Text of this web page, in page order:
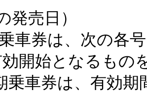
発売日）
券は、次の各
効開始となるもの
車券は、有効期